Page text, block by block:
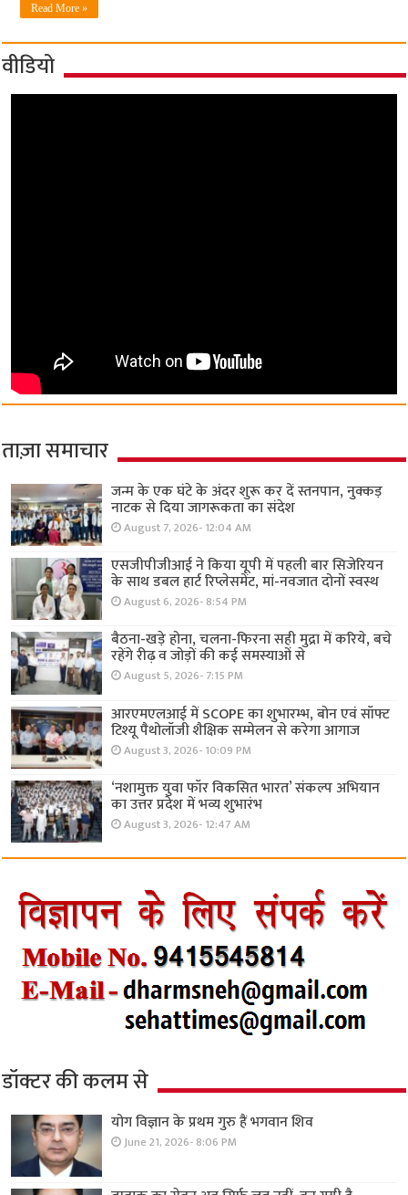
Read More »
वीडियो
ताज़ा समाचार
जन्म के एक घंटे के अंदर शुरू कर दें स्तनपान, नुक्कड़
नाटक से दिया जागरूकता का संदेश
August 7, 2026- 12:04 AM
एसजीपीजीआई ने किया यूपी में पहली बार सिजेरियन
के साथ डबल हार्ट रिप्लेसमेंट, मां-नवजात दोनों स्वस्थ
August 6, 2026- 8:54 PM
बैठना-खड़े होना, चलना-फिरना सही मुद्रा में करिये, बचे
रहेंगे रीढ़ व जोड़ों की कई समस्याओं से
August 5, 2026- 7:15 PM
आरएमएलआई में SCOPE का शुभारम्भ, बोन एवं सॉफ्ट
टिश्यू पैथोलॉजी शैक्षिक सम्मेलन से करेगा आगाज
August 3, 2026- 10:09 PM
‘नशामुक्त युवा फॉर विकसित भारत’ संकल्प अभियान
का उत्तर प्रदेश में भव्य शुभारंभ
August 3, 2026- 12:47 AM
डॉक्टर की कलम से
योग विज्ञान के प्रथम गुरु हैं भगवान शिव
June 21, 2026- 8:06 PM